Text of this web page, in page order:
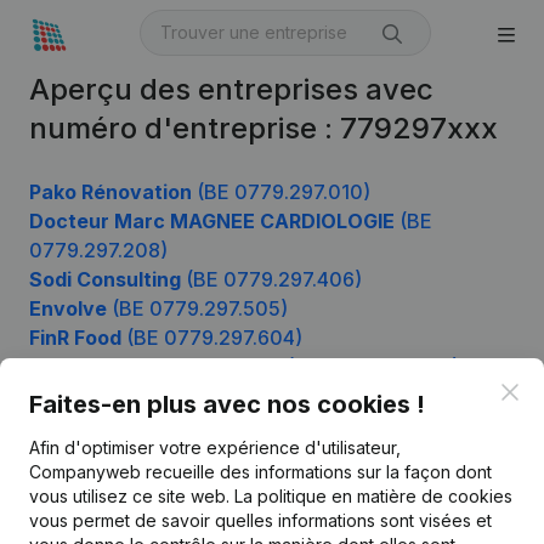
Aperçu des entreprises avec
numéro d'entreprise : 779297xxx
Pako Rénovation (BE 0779.297.010)
Docteur Marc MAGNEE CARDIOLOGIE (BE
0779.297.208)
Sodi Consulting (BE 0779.297.406)
Envolve (BE 0779.297.505)
FinR Food (BE 0779.297.604)
Faites-en plus avec nos cookies !
Afin d'optimiser votre expérience d'utilisateur,
Companyweb recueille des informations sur la façon dont
vous utilisez ce site web. La politique en matière de cookies
vous permet de savoir quelles informations sont visées et
Produit
Informations d’entreprise